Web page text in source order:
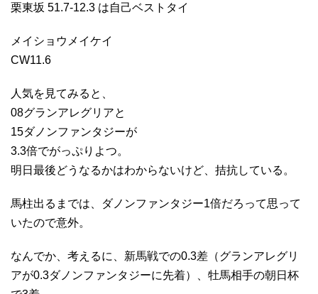
栗東坂 51.7-12.3 は自己ベストタイ
メイショウメイケイ
CW11.6
人気を見てみると、
08グランアレグリアと
15ダノンファンタジーが
3.3倍でがっぷりよつ。
明日最後どうなるかはわからないけど、拮抗している。
馬柱出るまでは、ダノンファンタジー1倍だろって思って
いたので意外。
なんでか、考えるに、新馬戦での0.3差（グランアレグリ
アが0.3ダノンファンタジーに先着）、牡馬相手の朝日杯